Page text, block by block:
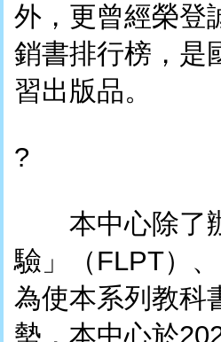
外，更曾經榮登
銷書排行榜，是
習出版品。
?
本中心除了辦
驗」（FLPT）
為使本系列教科
勢，本中心於